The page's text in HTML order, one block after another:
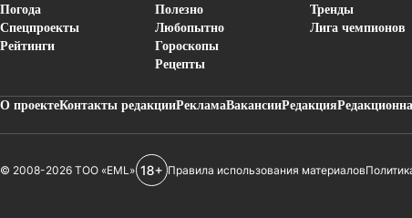
Погода
Спецпроекты
Рейтинги
Полезно
Любопытно
Гороскопы
Рецепты
Тренды
Лига чемпионов
О проектеКонтакты редакцииРекламаВакансииРедакция
© 2008-2026 ТОО «EML» Правила использования материалов